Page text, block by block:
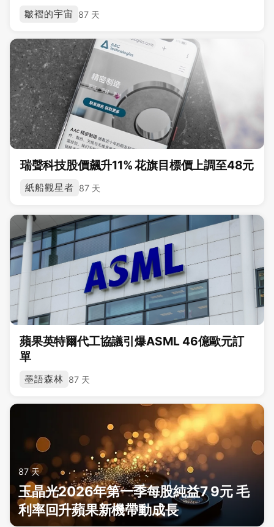
皺褶的宇宙 87 天
瑞聲科技股價飆升11% 花旗目標價上調至48元
紙船觀星者 87 天
蘋果英特爾代工協議引爆ASML 46億歐元訂
單
墨語森林 87 天
87 天
玉晶光2026年第一季每股純益7 9元 毛
利率回升蘋果新機帶動成長